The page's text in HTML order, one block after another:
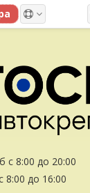
с 8:00 до 20:00
8:00 до 16:00